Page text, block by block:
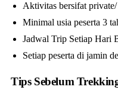
Aktivitas bersifat
Minimal usia peserta 3
Jadwal Trip Setiap Hari
Setiap peserta di jamin
Tips Sebelum